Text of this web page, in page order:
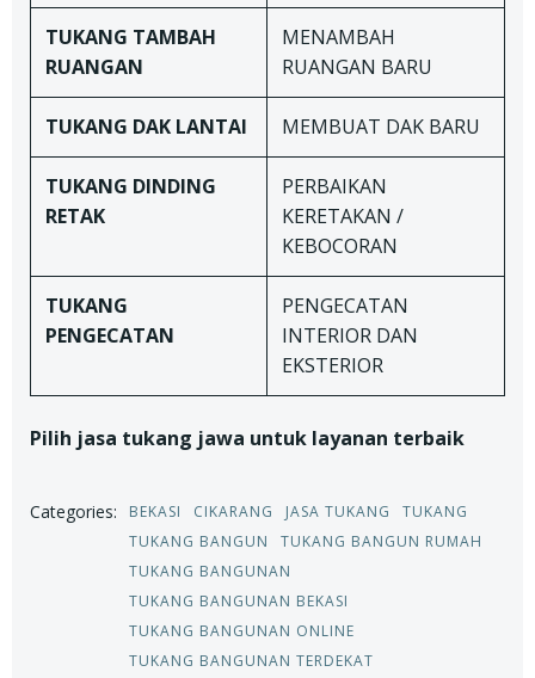
TUKANG TAMBAH
RUANGAN
MENAMBAH
RUANGAN BARU
TUKANG DAK LANTAI MEMBUAT DAK BARU
TUKANG DINDING
RETAK
PERBAIKAN
KERETAKAN /
KEBOCORAN
TUKANG
PENGECATAN
PENGECATAN
INTERIOR DAN
EKSTERIOR
Pilih jasa tukang jawa untuk layanan terbaik
Categories: BEKASI CIKARANG JASA TUKANG
TUKANG
TUKANG BANGUN
TUKANG BANGUN RUMAH
TUKANG BANGUNAN
TUKANG BANGUNAN BEKASI
TUKANG BANGUNAN ONLINE
TUKANG BANGUNAN TERDEKAT